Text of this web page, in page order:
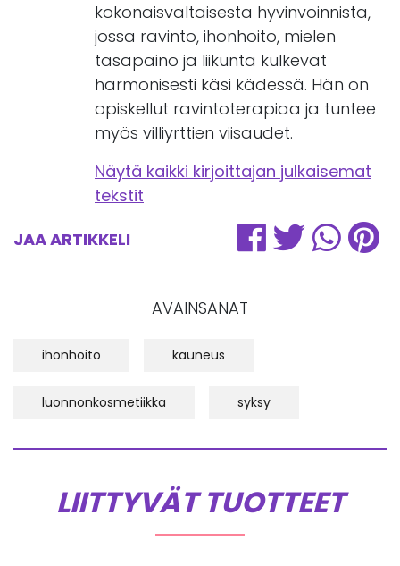
kokonaisvaltaisesta hyvinvoinnista,
jossa ravinto, ihonhoito, mielen
tasapaino ja liikunta kulkevat
harmonisesti käsi kädessä. Hän on
opiskellut ravintoterapiaa ja tuntee
myös villiyrttien viisaudet.
Näytä kaikki kirjoittajan julkaisemat
tekstit
JAA ARTIKKELI
AVAINSANAT
ihonhoito kauneus
luonnonkosmetiikka syksy
LIITTYVÄT TUOTTEET